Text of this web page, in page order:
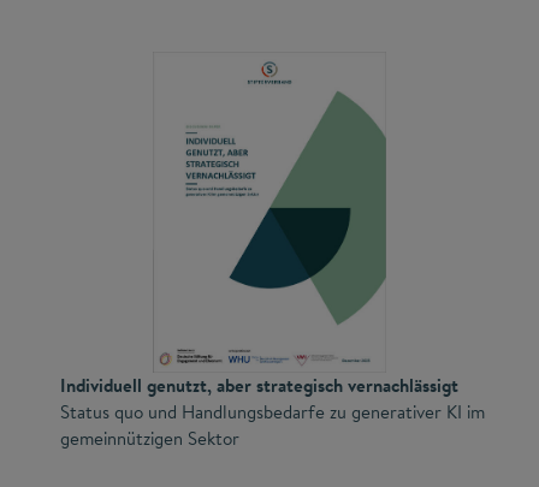
Individuell genutzt, aber strategisch vernachlässigt
Status quo und Handlungsbedarfe zu generativer KI im
gemeinnützigen Sektor